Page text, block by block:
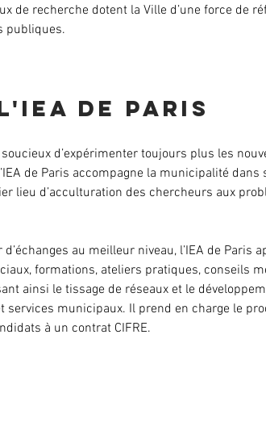
de recherche dotent la Ville d’une force de
publiques.
de Paris
d’expérimenter toujours plus les
de Paris accompagne la municipalité dans
lieu d’acculturation des chercheurs aux
au meilleur niveau, l’IEA de Paris
formations, ateliers pratiques, conseils
ainsi le tissage de réseaux et le
municipaux. Il prend en charge le
à un contrat CIFRE.